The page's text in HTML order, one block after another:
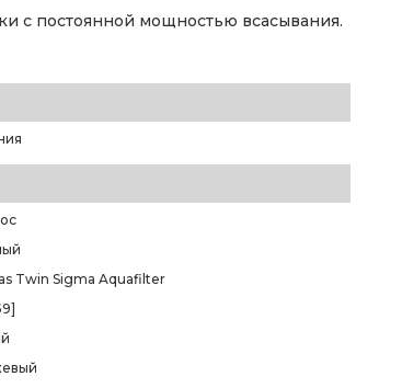
с постоянной мощностью всасывания.
Twin Sigma Aquafilter